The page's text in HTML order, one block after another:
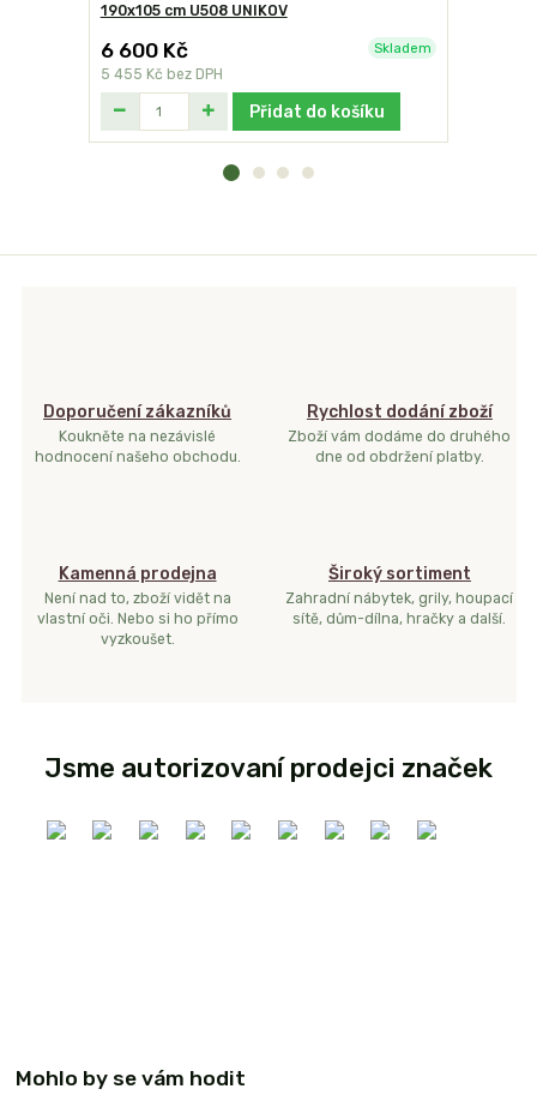
190x105 cm U508 UNIKOV
6 600 Kč
5 455 Kč bez DPH
Skladem
Přidat do košíku
Doporučení zákazníků
Koukněte na nezávislé
hodnocení našeho obchodu.
Rychlost dodání zboží
Zboží vám dodáme do druhého
dne od obdržení platby.
Kamenná prodejna
Není nad to, zboží vidět na
vlastní oči. Nebo si ho přímo
vyzkoušet.
Široký sortiment
Zahradní nábytek, grily, houpací
sítě, dům-dílna, hračky a další.
Jsme autorizovaní prodejci značek
Mohlo by se vám hodit